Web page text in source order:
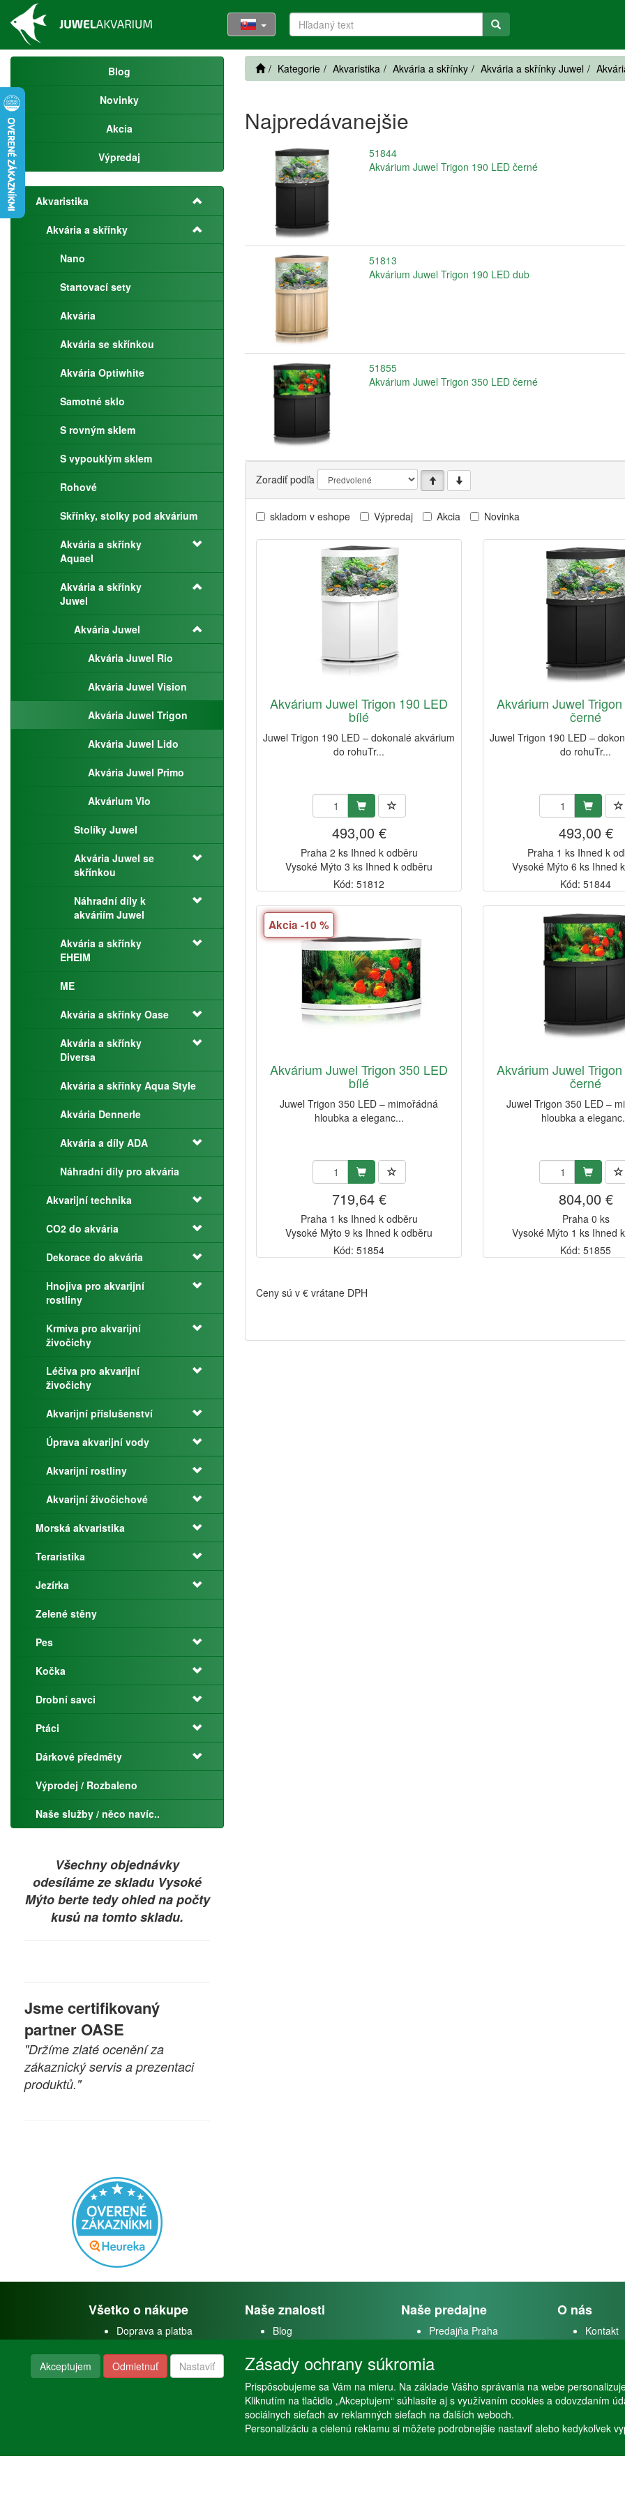
Blog
Novinky
Akcia
Výpredaj
Akvaristika
Akvária a skřínky
Nano
Startovací sety
Akvária
Akvária se skřínkou
Akvária Optiwhite
Samotné sklo
S rovným sklem
S vypouklým sklem
Rohové
Skřínky, stolky pod akvárium
Akvária a skřínky
Aquael
Akvária a skřínky
Juwel
Akvária Juwel
Akvária Juwel Rio
Akvária Juwel Vision
Akvária Juwel Trigon
Akvária Juwel Lido
Akvária Juwel Primo
Akvárium Vio
Stolíky Juwel
Akvária Juwel se
skřínkou
Náhradní díly k
akváriím Juwel
Akvária a skřínky
EHEIM
ME
Akvária a skřínky Oase
Akvária a skřínky
Diversa
Akvária a skřínky Aqua Style
Akvária Dennerle
Akvária a díly ADA
Náhradní díly pro akvária
Akvarijní technika
CO2 do akvária
Dekorace do akvária
Hnojiva pro akvarijní
rostliny
Krmiva pro akvarijní
živočichy
Léčiva pro akvarijní
živočichy
Akvarijní příslušenství
Úprava akvarijní vody
Akvarijní rostliny
Akvarijní živočichové
Morská akvaristika
Teraristika
Jezírka
Zelené stěny
Pes
Kočka
Drobní savci
Ptáci
Dárkové předměty
Výprodej / Rozbaleno
Naše služby / něco navíc..
Všechny objednávky
odesíláme ze skladu Vysoké
Mýto berte tedy ohled na počty
kusů na tomto skladu.
Jsme certifikovaný
partner OASE
"Držíme zlaté ocenění za
zákaznický servis a prezentaci
produktů."
Kategorie Akvaristika Akvária a skřínky Akvária a skřínky Juwel
Najpredávanejšie
51844
Akvárium Juwel Trigon 190 LED černé
51813
Akvárium Juwel Trigon 190 LED dub
51855
Akvárium Juwel Trigon 350 LED černé
Zoradiť podľa
skladom v eshope Výpredaj Akcia Novinka
Akvárium Juwel Trigon 190 LED
bílé
Juwel Trigon 190 LED – dokonalé akvárium
do rohuTr...
493,00 €
Praha 2 ks Ihned k odběru
Vysoké Mýto 3 ks Ihned k odběru
Kód: 51812
Akvárium Juwel
černé
Juwel Trigon 190 LED –
do rohuTr...
493,00 €
Praha 1 ks Ihned k
Vysoké Mýto 6 ks Ihned
Kód: 51844
Akcia -10 %
Akvárium Juwel Trigon 350 LED
bílé
Juwel Trigon 350 LED – mimořádná
hloubka a eleganc...
719,64 €
Praha 1 ks Ihned k odběru
Vysoké Mýto 9 ks Ihned k odběru
Kód: 51854
Akvárium Juwel
černé
Juwel Trigon 350 LED –
hloubka a
804,00 €
Praha 0 ks
Vysoké Mýto 1 ks Ihned
Kód: 51855
Ceny sú v € vrátane DPH
Všetko o nákupe
Doprava a platba
Obchodné podmienky
Reklamačný poriadok
Naše znalosti
Blog
Youtube
Instagram
Poradenstvo
Naše predajne
Predajňa Praha
O nás
Kontakt
Copyright © Stöckl spol. s r. o. 2020, powered byABRA E-shop
Akceptujem Odmietnuť Nastaviť Zásady ochrany súkromia
Prispôsobujeme sa Vám na mieru. Na základe Vášho správania na webe
Kliknutím na tlačidlo „Akceptujem“ súhlasíte aj s využívaním cookies a odovzdaním
sociálnych sieťach av reklamných sieťach na ďalších weboch.
Personalizáciu a cielenú reklamu si môžete podrobnejšie nastaviť alebo kedykoľvek